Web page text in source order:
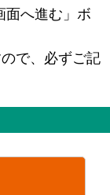
面へ進む」ボ
で、必ずご記